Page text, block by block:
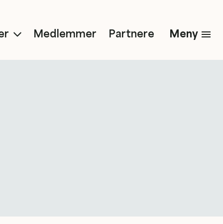
Medlemmer Partnere Meny